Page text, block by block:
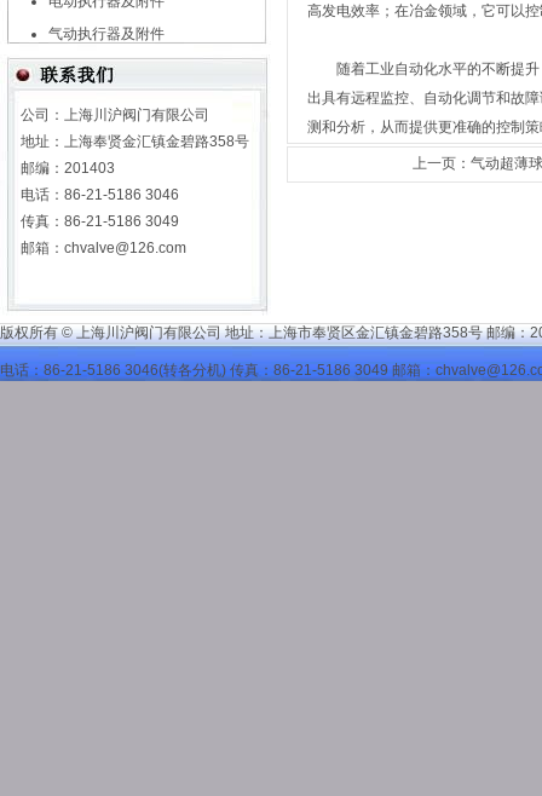
气动执行器及附件
公司：上海川沪阀门有限公司
地址：上海奉贤金汇镇金碧路358号
邮编：201403
电话：86-21-5186 3046
传真：86-21-5186 3049
邮箱： chvalve@126.com
高发电效率；在冶金领域，它可以
随着工业自动化水平的不断提升
出具有远程监控、自动化调节和故
测和分析，从而提供更准确的控制
上一页： 气动超薄
版权所有 © 上海川沪阀门有限公司 地址：上海市奉贤区金汇镇金碧路358号 邮编：
电话：86-21-5186 3046(转各分机) 传真：86-21-5186 3049 邮箱：